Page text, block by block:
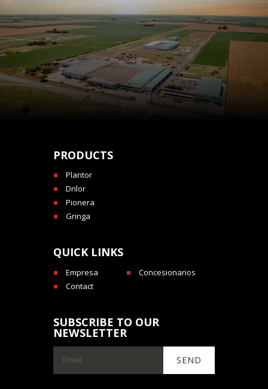
PRODUCTS
Plantor
Drilor
Pionera
Gringa
QUICK LINKS
Empresa
Concesionarios
Contact
SUBSCRIBE TO OUR
NEWSLETTER